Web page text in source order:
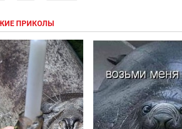
ПРИКОЛЫ
"Торт" на
День
Рождение